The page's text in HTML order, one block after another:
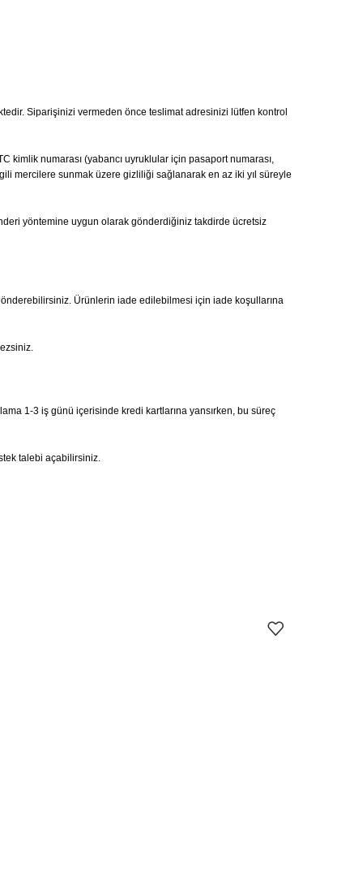
Siparişinizi vermeden önce teslimat adresinizi lütfen kontrol
kimlik numarası (yabancı uyruklular için pasaport numarası,
mercilere sunmak üzere gizliliği sağlanarak en az iki yıl süreyle
yöntemine uygun olarak gönderdiğiniz takdirde ücretsiz
Ürünlerin iade edilebilmesi için iade koşullarına
1-3 iş günü içerisinde kredi kartlarına yansırken, bu süreç
talebi açabilirsiniz.